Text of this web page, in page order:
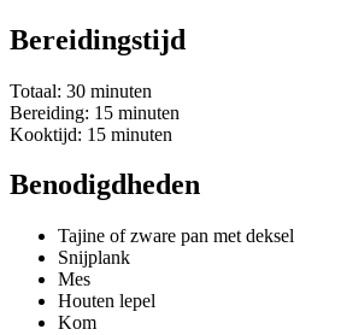
Bereidingstijd
Totaal: 30 minuten
Bereiding: 15 minuten
Kooktijd: 15 minuten
Benodigdheden
Tajine of zware pan met deksel
Snijplank
Mes
Houten lepel
Kom